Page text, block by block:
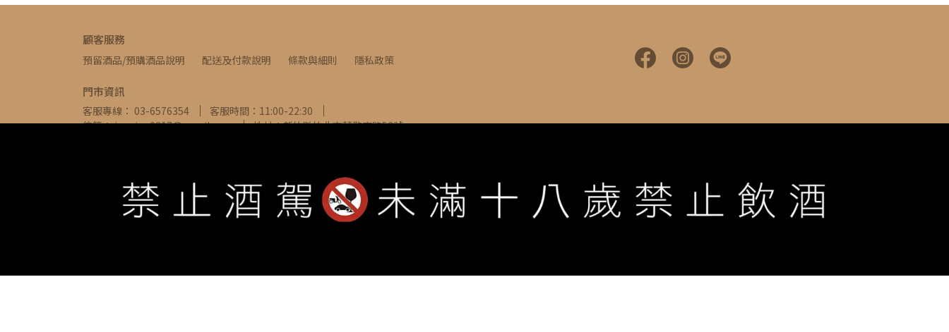
顧客服務
預留酒品/預購酒品說明 配送及付款說明 條款與細則 隱私政策
門市資訊
客服專線： 03-6576354
客服時間：11:00-22:30
信箱： ivywine0317@gmail.com
地址：新竹縣竹北市莊敬南路53號
IVYWINE